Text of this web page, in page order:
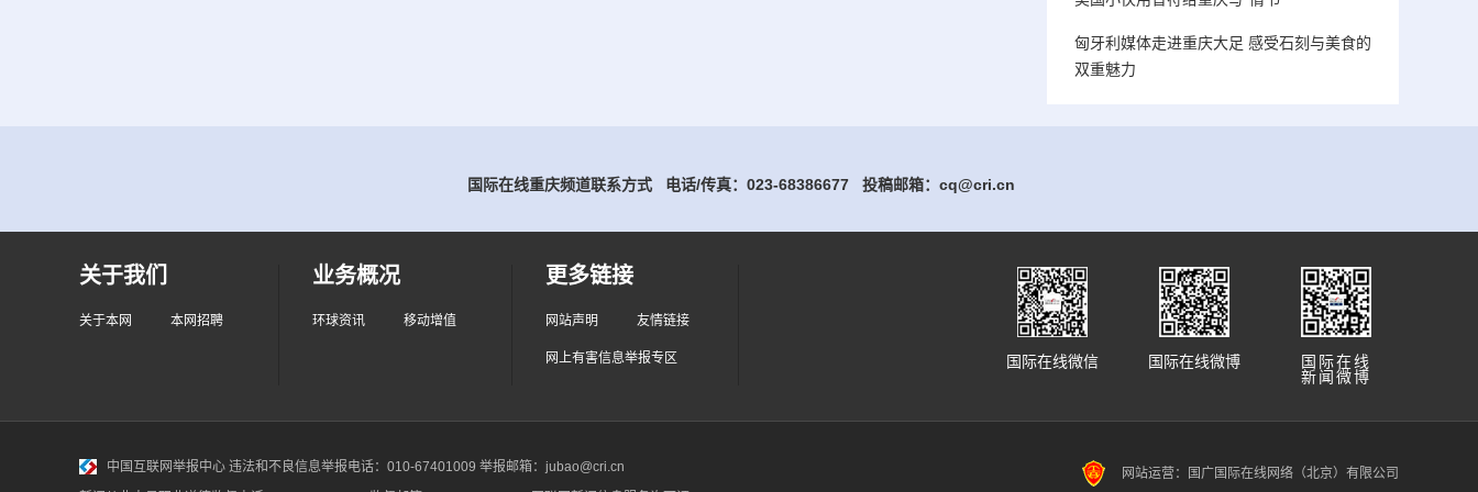
匈牙利媒体走进重庆大足 感受石刻与美食的
双重魅力
国际在线重庆频道联系方式 电话/传真：023-68386677 投稿邮箱：cq@cri.cn
关于我们
关于本网 本网招聘
业务概况
环球资讯 移动增值
更多链接
网站声明 友情链接
网上有害信息举报专区
国际在线
新闻微博
国际在线微博
国际在线微信
中国互联网举报中心 违法和不良信息举报电话：010-67401009 举报邮箱：jubao@cri.cn
网站运营：国广国际在线网络（北京）有限公司